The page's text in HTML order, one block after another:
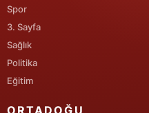
Spor
3. Sayfa
Sağlık
Politika
Eğitim
ORTADOĞU